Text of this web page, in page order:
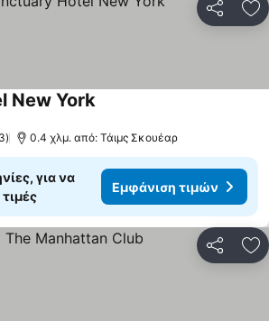
New York
0.4 χλμ. από: Τάιμς Σκουέαρ
για να
τιμές
Εμφάνιση τιμών